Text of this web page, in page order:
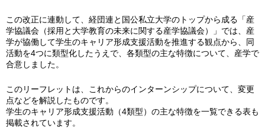
この改正に連動して、経団連と国公私立大学のトップから成る「産
学協議会（採用と大学教育の未来に関する産学協議会）」では、産
学が協働して学生のキャリア形成支援活動を推進する観点から、同
活動を4つに類型化したうえで、各類型の主な特徴について、産学で
合意しました。
このリーフレットは、これからのインターンシップについて、変更
点などを解説したものです。
学生のキャリア形成支援活動（4類型）の主な特徴を一覧できる表も
掲載されています。